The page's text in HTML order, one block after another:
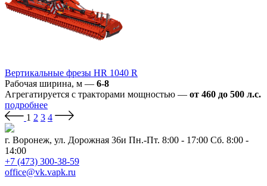
Вертикальные фрезы HR 1040 R
Рабочая ширина, м — 6-8
Агрегатируется с тракторами мощностью — от 460 до 500 л.с.
подробнее
1 2 3 4
г. Воронеж, ул. Дорожная 36и Пн.-Пт. 8:00 - 17:00 Сб. 8:00 -
14:00
+7 (473) 300-38-59
office@vk.vapk.ru